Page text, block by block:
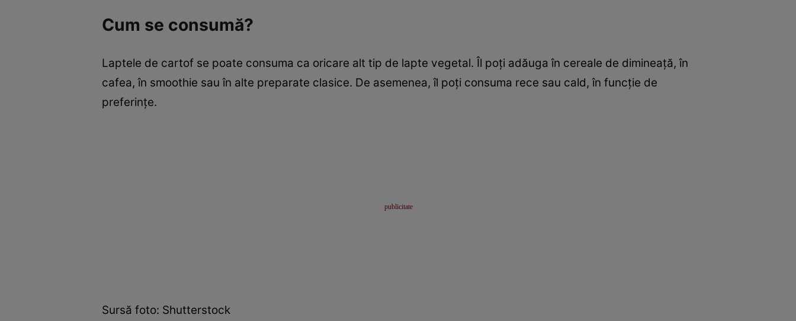
Cum se consumă?
Laptele de cartof se poate consuma ca oricare alt tip de lapte vegetal. Îl poţi adăuga în cereale de dimineaţă, în
cafea, în smoothie sau în alte preparate clasice. De asemenea, îl poţi consuma rece sau cald, în funcţie de
preferinţe.
Sursă foto: Shutterstock